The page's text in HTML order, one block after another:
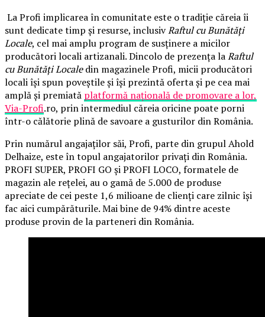
La Profi implicarea în comunitate este o tradiție căreia îi
sunt dedicate timp și resurse, inclusivRaftul cu Bunătăți
Locale, cel mai amplu program de susținere a micilor
producători locali artizanali. Dincolo de prezența laRaftul
cu Bunătăți Localedin magazinele Profi, micii producători
locali își spun poveștile și își prezintă oferta și pe cea mai
amplă și premiată platformă națională de promovare a lor,
Via-Profi.ro, prin intermediul căreia oricine poate porni
într-o călătorie plină de savoare a gusturilor din România.
Prin numărul angajaților săi, Profi, parte din grupul Ahold
Delhaize, este în topul angajatorilor privați din România.
PROFI SUPER, PROFI GO și PROFI LOCO, formatele de
magazin ale rețelei, au o gamă de 5.000 de produse
apreciate de cei peste 1,6 milioane de clienți care zilnic își
fac aici cumpărăturile. Mai bine de 94% dintre aceste
produse provin de la parteneri din România.